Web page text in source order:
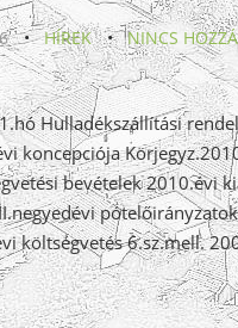
HÍREK NINCS
Hulladékszállítási
koncepciója
bevételek 2010.évi
költségvetés 6.sz.mell.